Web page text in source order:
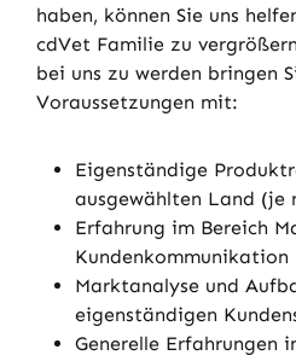
haben, können Sie uns
cdVet Familie zu
bei uns zu werden bringen
Voraussetzungen mit:
Eigenständige
ausgewählten Land (je
Erfahrung im Bereich
Kundenkommunikation
Marktanalyse und
eigenständigen
Generelle Erfahrungen